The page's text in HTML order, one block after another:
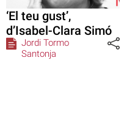
‘El teu gust’,
d’Isabel-Clara Simó
Jordi Tormo
Santonja